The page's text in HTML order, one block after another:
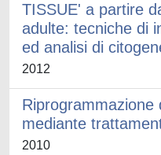
TISSUE' a partire
adulte: tecniche di
ed analisi di
2012
Riprogrammazione
mediante
2010